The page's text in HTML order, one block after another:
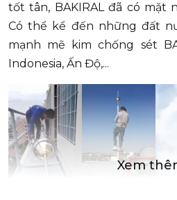
tốt tân, BAKIRAL đã có mặt
Có thể kể đến những đất
mạnh mẽ kim chống sét
Indonesia, Ấn Độ,...
Xem